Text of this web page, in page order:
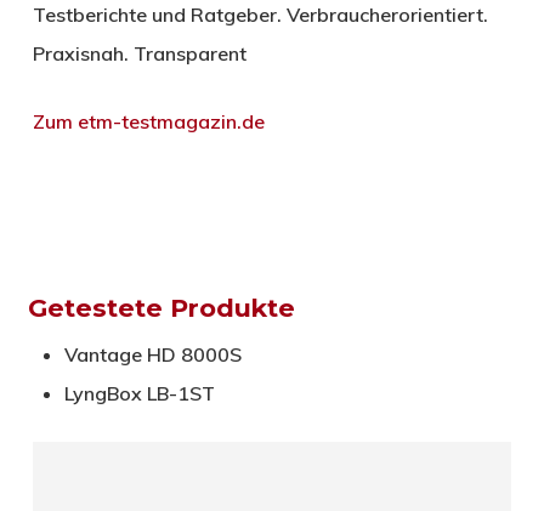
Testberichte und Ratgeber. Verbraucherorientiert.
Praxisnah. Transparent
Zum etm-testmagazin.de
Getestete Produkte
Vantage HD 8000S
LyngBox LB-1ST